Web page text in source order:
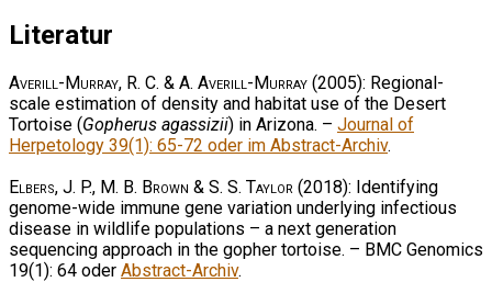
Literatur
Averill-Murray, R. C. & A. Averill-Murray (2005): Regional-
scale estimation of density and habitat use of the Desert
Tortoise (Gopherus agassizii) in Arizona. – Journal of
Herpetology 39(1): 65-72 oder im Abstract-Archiv.
Elbers, J. P., M. B. Brown & S. S. Taylor (2018): Identifying
genome-wide immune gene variation underlying infectious
disease in wildlife populations – a next generation
sequencing approach in the gopher tortoise. – BMC Genomics
19(1): 64 oder Abstract-Archiv.